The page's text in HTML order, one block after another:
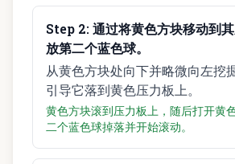
Step 2:通过将黄色方块移动到
放第二个蓝色球。
从黄色方块处向下并略微向左挖
引导它落到黄色压力板上。
黄色方块滚到压力板上，随后打开黄
二个蓝色球掉落并开始滚动。